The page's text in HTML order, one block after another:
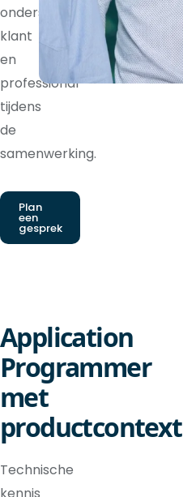
ondersteunt
klant
en
professional
tijdens
de
samenwerking.
Plan
een
gesprek
Application
Programmer
met
productcontext
Technische